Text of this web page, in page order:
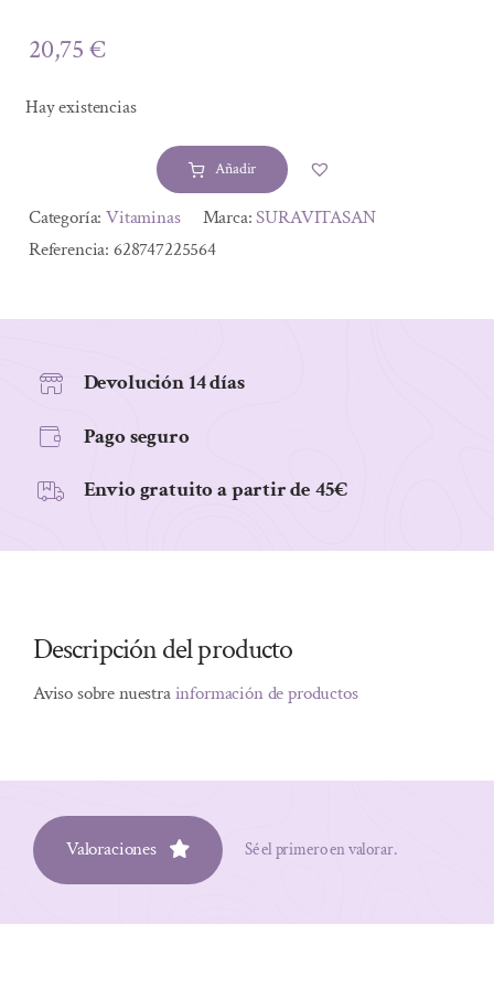
20,75€
Hay existencias
VITAMINA
B12
LIQUIDA
Añadir
Alternative:
Categoría:Vitaminas Marca:SURAVITASAN
Referencia: 628747225564
Devolución 14 días
Pago seguro
Envio gratuito a partir de 45€
Descripción del producto
Aviso sobre nuestrainformación de productos
Valoraciones Sé el primero en valorar.